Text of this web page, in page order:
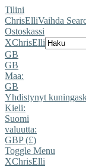
Tilini
ChrisElliVaihda
Ostoskassi
XChrisElli
GB
GB
Maa:
GB
Yhdistynyt
Kieli:
Suomi
valuutta:
GBP (£)
Toggle Menu
XChrisElli